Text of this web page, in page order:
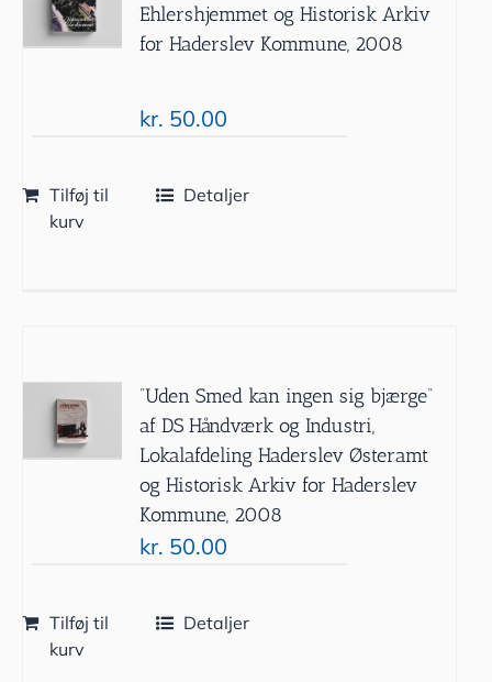
Ehlershjemmet og Historisk Arkiv
for Haderslev Kommune, 2008
kr. 50.00
Tilføj til
kurv
Detaljer
”Uden Smed kan ingen sig bjærge”
af DS Håndværk og Industri,
Lokalafdeling Haderslev Østeramt
og Historisk Arkiv for Haderslev
Kommune, 2008
kr. 50.00
Tilføj til
kurv
Detaljer